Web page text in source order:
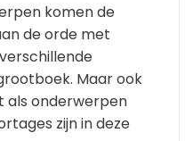
komen de
de orde met
Maar ook
als onderwerpen
zijn in deze